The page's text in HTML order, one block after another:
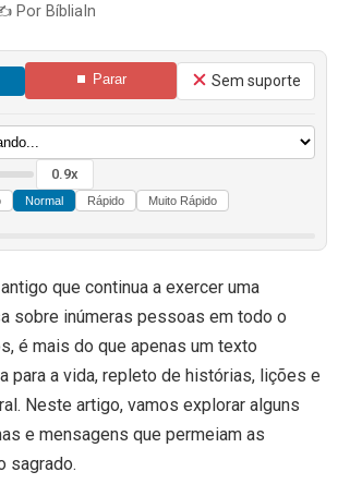
Por BíbliaIn
⏹ Parar Sem suporte
0.9x
Normal Rápido Muito Rápido
que continua a exercer uma
sobre inúmeras pessoas em todo o
é mais do que apenas um texto
para a vida, repleto de histórias, lições e
Neste artigo, vamos explorar alguns
e mensagens que permeiam as
sagrado.